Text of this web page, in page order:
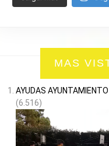
MAS
AYUDAS
(6.516)